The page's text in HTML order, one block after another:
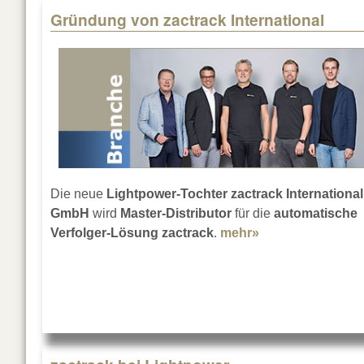
Gründung von zactrack International
Die neue Lightpower-Tochter zactrack International
GmbH wird Master-Distributor für die automatische
Verfolger-Lösung zactrack. mehr»